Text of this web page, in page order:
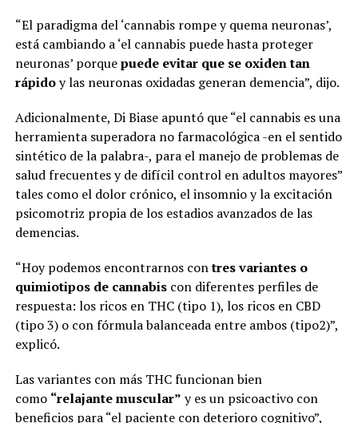
“El paradigma del ‘cannabis rompe y quema neuronas’,
está cambiando a ‘el cannabis puede hasta proteger
neuronas’ porquepuede evitar que se oxiden tan
rápidoy las neuronas oxidadas generan demencia”, dijo.
Adicionalmente, Di Biase apuntó que “el cannabis es una
herramienta superadora no farmacológica -en el sentido
sintético de la palabra-, para el manejo de problemas de
salud frecuentes y de difícil control en adultos mayores”
tales como el dolor crónico, el insomnio y la excitación
psicomotriz propia de los estadios avanzados de las
demencias.
“Hoy podemos encontrarnos contres variantes o
quimiotipos de cannabiscon diferentes perfiles de
respuesta: los ricos en THC (tipo 1), los ricos en CBD
(tipo 3) o con fórmula balanceada entre ambos (tipo2)”,
explicó.
Las variantes con más THC funcionan bien
como “relajante muscular” y es un psicoactivo con
beneficios para “el paciente con deterioro cognitivo”,